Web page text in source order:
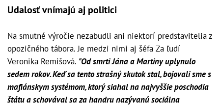
Udalosť vnímajú aj politici
Na smutné výročie nezabudli ani niektorí predstavitelia z
opozičného tábora. Je medzi nimi aj šéfa Za ľudí
Veronika Remišová. "Od smrti Jána a Martiny uplynulo
sedem rokov. Keď sa tento strašný skutok stal, bojovali sme s
mafiánskym systémom, ktorý siahal na najvyššie poschodia
štátu a schovával sa za handru nazývanú sociálna